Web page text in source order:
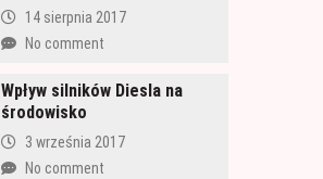
14 sierpnia 2017
No comment
Wpływ silników Diesla na
środowisko
3 września 2017
No comment